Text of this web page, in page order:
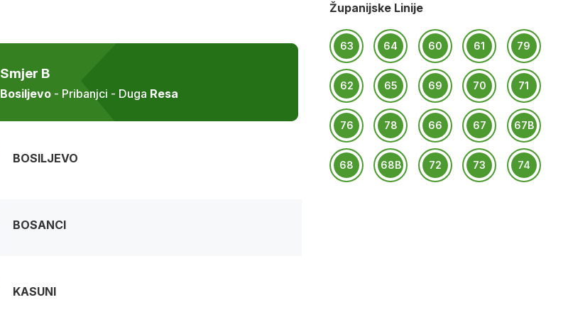
Smjer B
Bosiljevo- Pribanjci - Duga Resa
BOSILJEVO
BOSANCI
KASUNI
Županijske Linije
63 64 60 61 79
62 65 69 70 71
76 78 66 67 67B
68 68B 72 73 74